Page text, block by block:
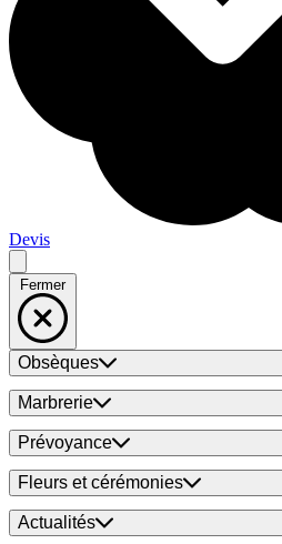
Devis
Fermer
Obsèques
Marbrerie
Prévoyance
Fleurs et cérémonies
Actualités